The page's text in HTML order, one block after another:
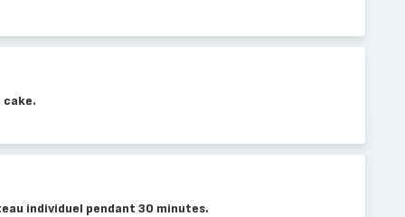
cake.
individuel pendant 30 minutes.